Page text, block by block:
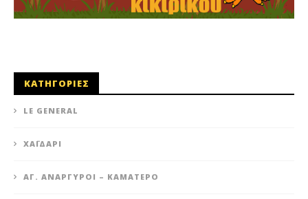
ΚΑΤΗΓΟΡΙΕΣ
LE GENERAL
XΑΪΔΆΡΙ
ΆΓ. ΑΝΆΡΓΥΡΟΙ – KΑΜΑΤΕΡΌ